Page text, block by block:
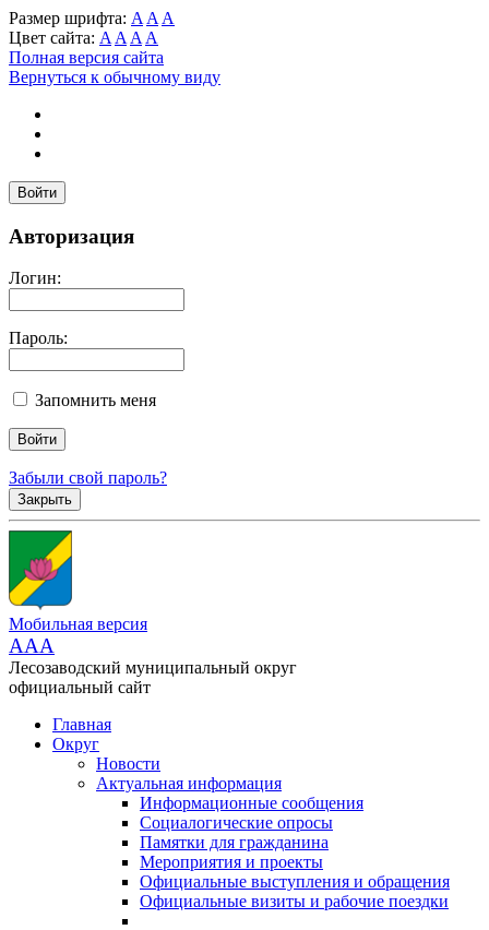
Размер шрифта: A A A
Цвет сайта: A A A A
Полная версия сайта
Вернуться к обычному виду
Войти
Авторизация
Логин:
Пароль:
Запомнить меня
Забыли свой пароль?
Закрыть
Мобильная версия
AAA
Лесозаводский муниципальный округ
официальный сайт
Главная
Округ
Новости
Актуальная информация
Информационные сообщения
Социалогические опросы
Памятки для гражданина
Мероприятия и проекты
Официальные выступления и обращения
Официальные визиты и рабочие поездки